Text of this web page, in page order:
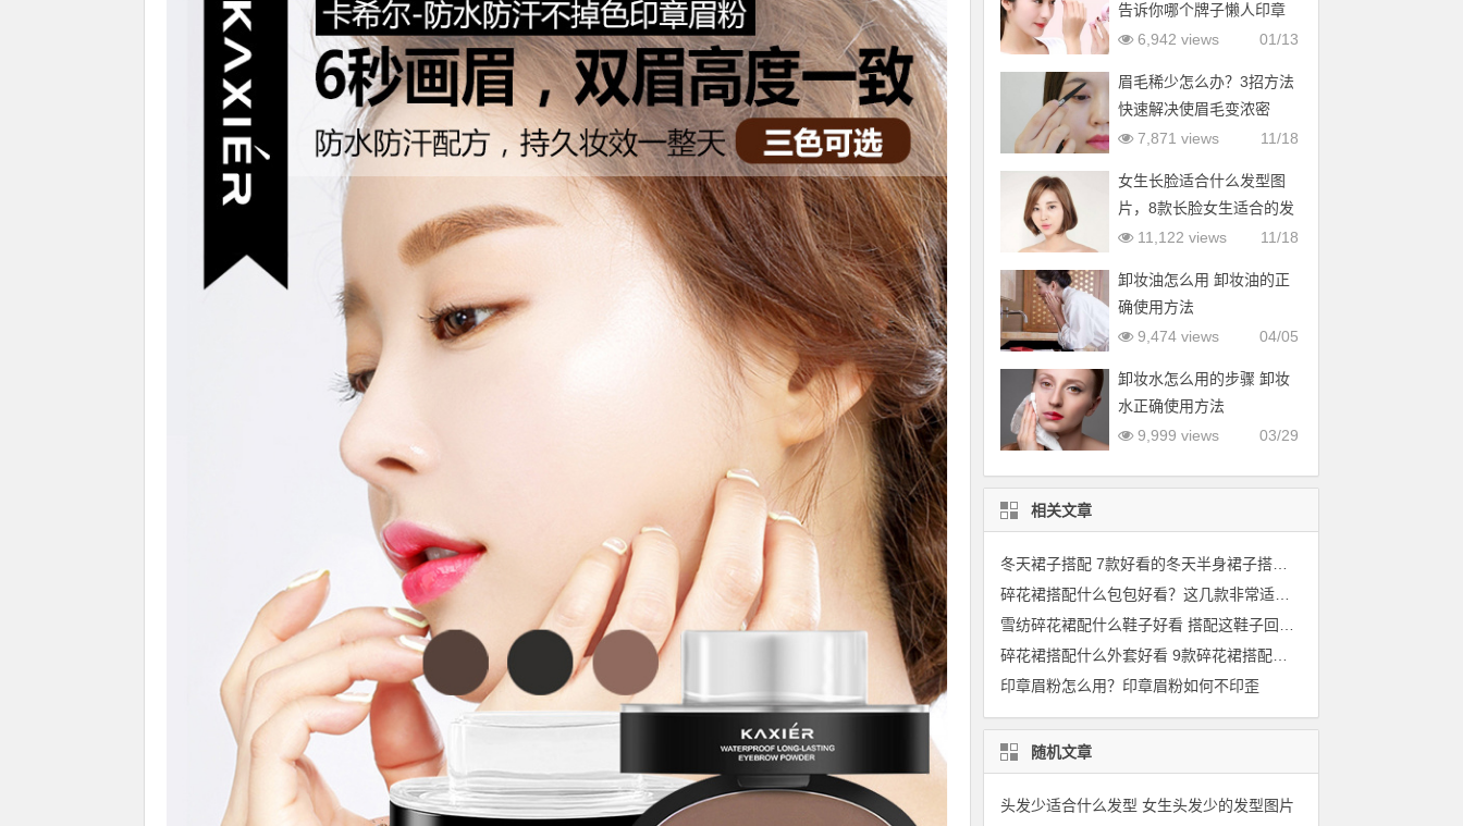
告诉你哪个牌子懒人印章
眉粉好用
01/13
6,942 views
眉毛稀少怎么办？3招方法
快速解决使眉毛变浓密
11/18
7,871 views
女生长脸适合什么发型图
片，8款长脸女生适合的发
型
11/18
11,122 views
卸妆油怎么用 卸妆油的正
确使用方法
04/05
9,474 views
卸妆水怎么用的步骤 卸妆
水正确使用方法
03/29
9,999 views
相关文章
印章眉粉怎么用？印章眉粉如何不印歪
随机文章
头发少适合什么发型 女生头发少的发型图片